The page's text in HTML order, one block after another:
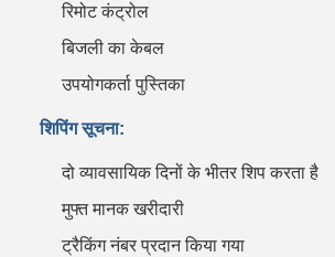
रिमोट कंट्रोल
बिजली का केबल
उपयोगकर्ता पुस्तिका
शिपिंग सूचना:
दो व्यावसायिक दिनों के भीतर शिप करता है
मुफ्त मानक खरीदारी
ट्रैकिंग नंबर प्रदान किया गया